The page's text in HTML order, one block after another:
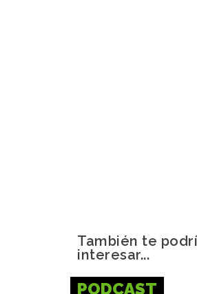
También te
interesar...
PODCAST